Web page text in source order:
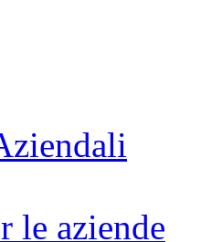
le aziende